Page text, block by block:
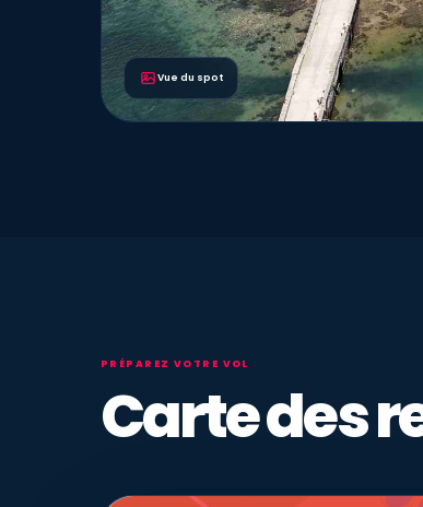
Vue du spot
PRÉPAREZ VOTRE VOL
Carte des